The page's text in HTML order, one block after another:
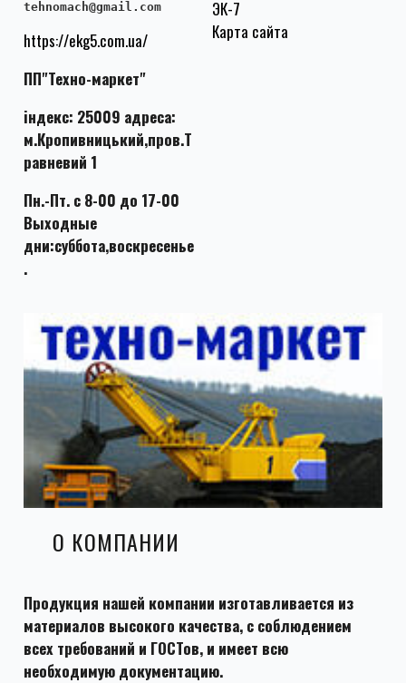
tehnomach@gmail.com
https://ekg5.com.ua/
ПП"Техно-маркет"
індекс: 25009 адреса:
м.Кропивницький,пров.Т
равневий 1
Пн.-Пт. с 8-00 до 17-00
Выходные
дни:суббота,воскресенье
.
ЭК-7
Карта сайта
О КОМПАНИИ
Продукция нашей компании изготавливается из
материалов высокого качества, с соблюдением
всех требований и ГОСТов, и имеет всю
необходимую документацию.